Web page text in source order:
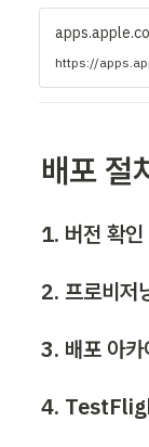
https://
배포 절
1. 버전 확인
2. 프로비저
3. 배포 아카
4.